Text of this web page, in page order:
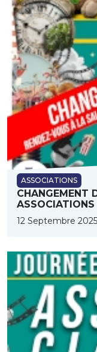
ASSOCIATIONS
CHANGEMENT
ASSOCIATIONS
12 Septembre 2025